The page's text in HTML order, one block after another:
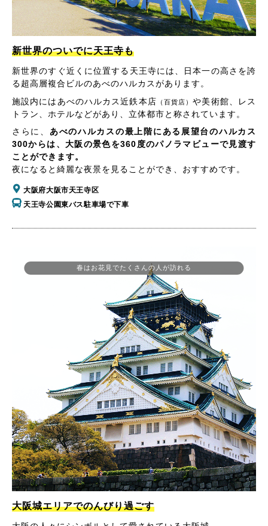
新世界のついでに天王寺も
新世界のすぐ近くに位置する天王寺には、日本一の高さを誇
る超高層複合ビルのあべのハルカスがあります。
施設内にはあべのハルカス近鉄本店 （百貨店）や美術館、レス
トラン、ホテルなどがあり、立体都市と称されています。
さらに、 あべのハルカスの最上階にある展望台のハルカス
300からは、大阪の景色を360度のパノラマビューで見渡す
ことができます。
夜になると綺麗な夜景を見ることができ、おすすめです。
大阪府大阪市天王寺区
天王寺公園東バス駐車場で下車
春はお花見でたくさんの人が訪れる
大阪城エリアでのんびり過ごす